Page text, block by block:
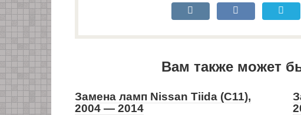
Вам также может
Замена ламп Nissan Tiida (C11),
2004 — 2014